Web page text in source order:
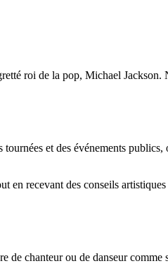
roi de la pop, Michael
et des événements
en recevant des conseils
chanteur ou de danseur comme